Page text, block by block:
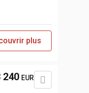
plus
240 EUR